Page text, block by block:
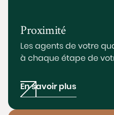
Proximité
Les agents de votre
à chaque étape de
En savoir plus